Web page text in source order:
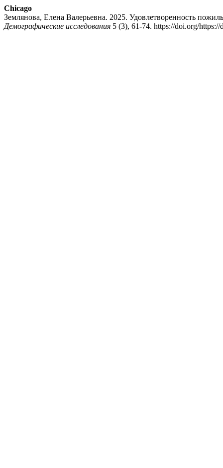
Chicago
Землянова, Елена Валерьевна. 2025. Удовлетворенность
Демографические исследования 5 (3), 61-74. https://doi.org/